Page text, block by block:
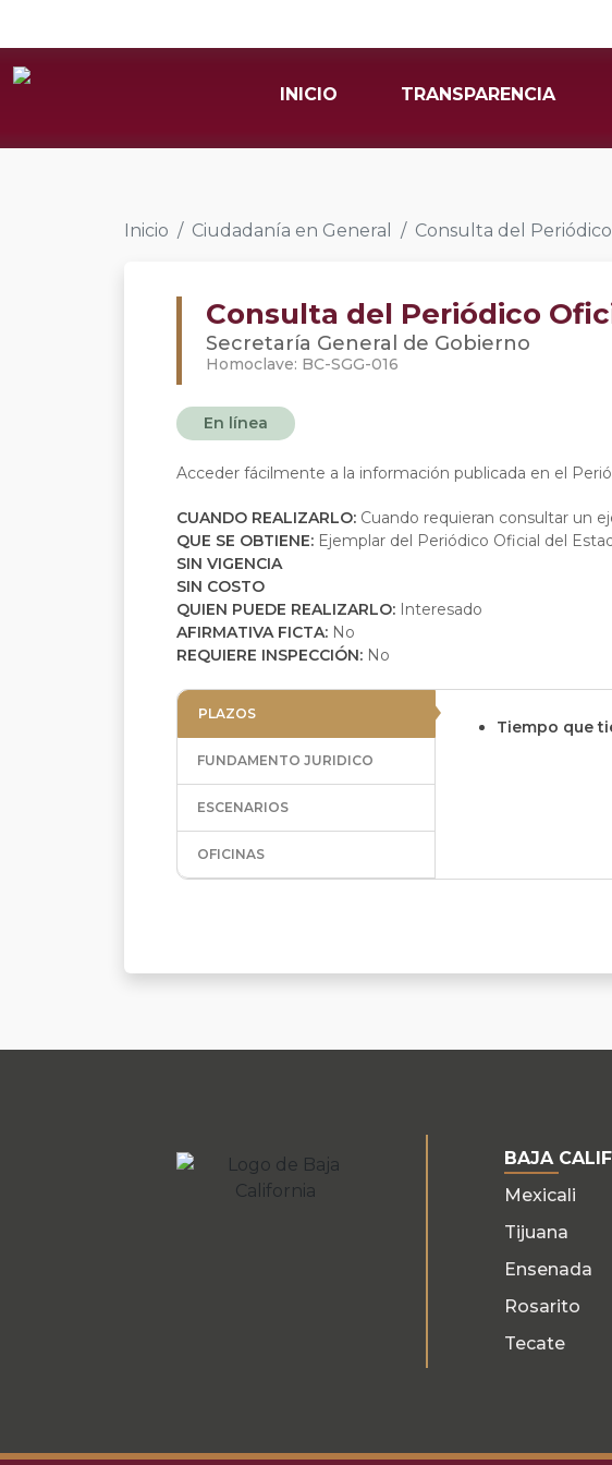
INICIO TRANSPARENCIA
Inicio Ciudadanía en General Consulta del
Consulta del Periódico
Secretaría General de Gobierno
Homoclave: BC-SGG-016
En línea
Acceder fácilmente a la información publicada en el
CUANDO REALIZARLO: Cuando requieran consultar un
QUE SE OBTIENE: Ejemplar del Periódico Oficial del
SIN VIGENCIA
SIN COSTO
QUIEN PUEDE REALIZARLO: Interesado
AFIRMATIVA FICTA: No
REQUIERE INSPECCIÓN: No
PLAZOS
FUNDAMENTO JURIDICO
ESCENARIOS
OFICINAS
Tiempo que
BAJA
Mexicali
Tijuana
Ensenada
Rosarito
Tecate